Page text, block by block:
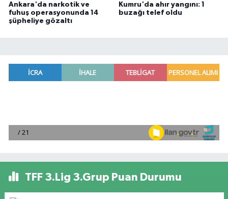
Ankara'da narkotik ve
fuhuş operasyonunda 14
şüpheliye gözaltı
Kumru'da ahır yangını: 1
buzağı telef oldu
TFF 3.Lig 3.Grup Puan Durumu